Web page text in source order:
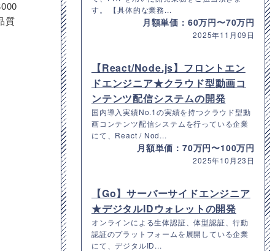
質
す。 【具体的な業務...
月額単価：60万円〜70万円
2025年11月09日
【React/Node.js】フロントエン
ドエンジニア★クラウド型動画コ
ンテンツ配信システムの開発
国内導入実績No.1の実績を持つクラウド型動
画コンテンツ配信システムを行っている企業
にて、React / Nod...
月額単価：70万円〜100万円
2025年10月23日
【Go】サーバーサイドエンジニア
★デジタルIDウォレットの開発
オンラインによる生体認証、体型認証、行動
認証のプラットフォームを展開している企業
にて、デジタルID...